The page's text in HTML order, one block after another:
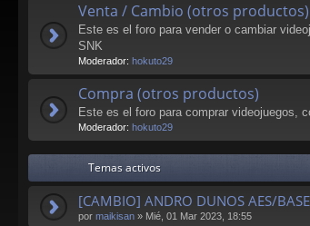
Venta / Cambio (otros productos)
Este es el foro para vender o cambiar
SNK
Moderador: hokuto29
Compra (otros productos)
Este es el foro para comprar videojuegos,
Moderador: hokuto29
Temas activos
[CAMBIO] ANDRO DUNOS AES/
por maikisan » Mié, 01 Mar 2023, 18:55